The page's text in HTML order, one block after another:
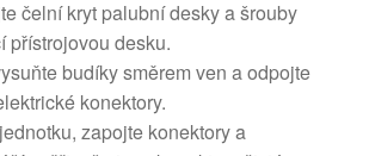
čelní kryt palubní desky a šrouby
přístrojovou desku.
budíky směrem ven a odpojte
konektory.
zapojte konektory a